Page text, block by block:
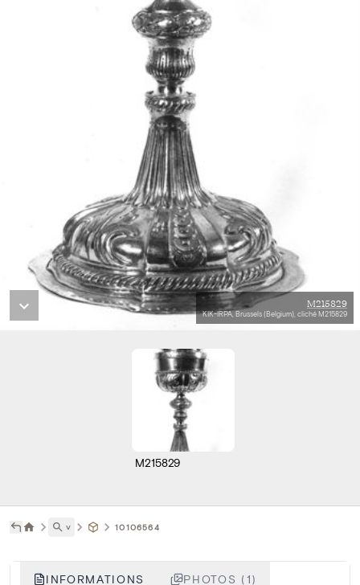
M215829
KIK-IRPA, Brussels (Belgium), cliché M215829
M215829
˅ 10106564
INFORMATIONS PHOTOS (1)